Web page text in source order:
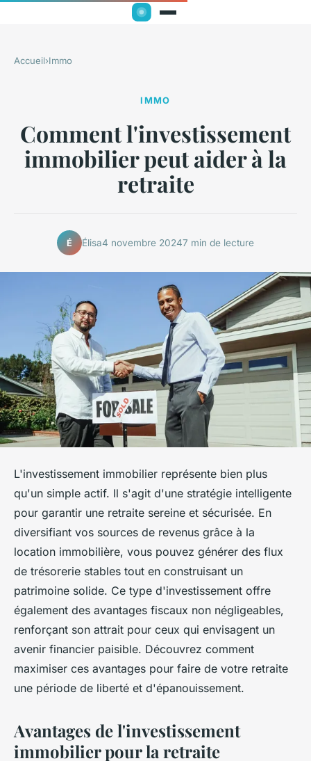
Accueil›Immo
IMMO
Comment l'investissement
immobilier peut aider à la
retraite
É Élisa4 novembre 20247 min de lecture
L'investissement immobilier représente bien plus
qu'un simple actif. Il s'agit d'une stratégie intelligente
pour garantir une retraite sereine et sécurisée. En
diversifiant vos sources de revenus grâce à la
location immobilière, vous pouvez générer des flux
de trésorerie stables tout en construisant un
patrimoine solide. Ce type d'investissement offre
également des avantages fiscaux non négligeables,
renforçant son attrait pour ceux qui envisagent un
avenir financier paisible. Découvrez comment
maximiser ces avantages pour faire de votre retraite
une période de liberté et d'épanouissement.
Avantages de l'investissement
immobilier pour la retraite